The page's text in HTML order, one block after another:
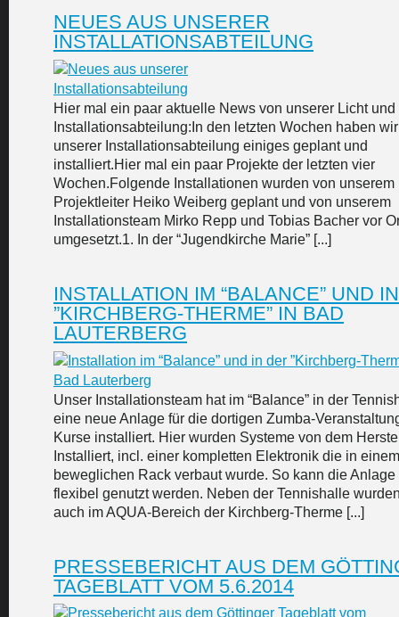
NEUES AUS UNSERER
INSTALLATIONSABTEILUNG
Hier mal ein paar aktuelle News von unserer Licht und
Installationsabteilung:In den letzten Wochen haben
unserer Installationsabteilung einiges geplant und
installiert.Hier mal ein paar Projekte der letzten vier
Wochen.Folgende Installationen wurden von unserem
Projektleiter Heiko Weiberg geplant und von unserem
Installationsteam Mirko Repp und Tobias Bacher vor
umgesetzt.1. In der “Jugendkirche Marie” [...]
INSTALLATION IM “BALANCE” UND
”KIRCHBERG-THERME” IN BAD
LAUTERBERG
Unser Installationsteam hat im “Balance” in der
eine neue Anlage für die dortigen Zumba-
Kurse installiert. Hier wurden Systeme von dem
Installiert, incl. einer kompletten Elektronik die in einem
beweglichen Rack verbaut wurde. So kann die Anlage
flexibel genutzt werden. Neben der Tennishalle
auch im AQUA-Bereich der Kirchberg-Therme [...]
PRESSEBERICHT AUS DEM
TAGEBLATT VOM 5.6.2014